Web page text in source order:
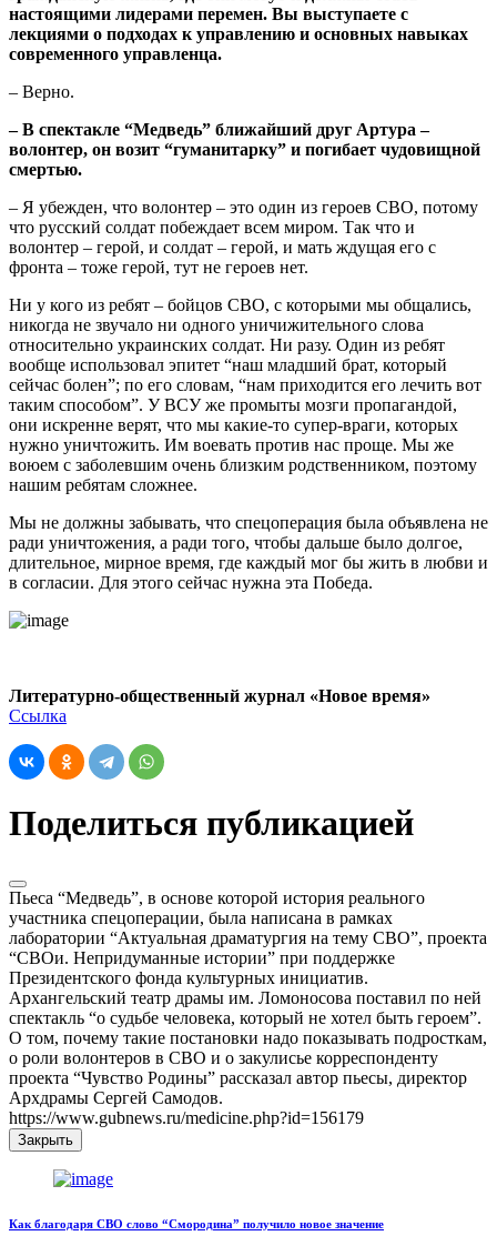
настоящими лидерами перемен. Вы выступаете с
лекциями о подходах к управлению и основных навыках
современного управленца.
– Верно.
– В спектакле “Медведь” ближайший друг Артура –
волонтер, он возит “гуманитарку” и погибает чудовищной
смертью.
– Я убежден, что волонтер – это один из героев СВО, потому
что русский солдат побеждает всем миром. Так что и
волонтер – герой, и солдат – герой, и мать ждущая его с
фронта – тоже герой, тут не героев нет.
Ни у кого из ребят – бойцов СВО, с которыми мы общались,
никогда не звучало ни одного уничижительного слова
относительно украинских солдат. Ни разу. Один из ребят
вообще использовал эпитет “наш младший брат, который
сейчас болен”; по его словам, “нам приходится его лечить вот
таким способом”. У ВСУ же промыты мозги пропагандой,
они искренне верят, что мы какие-то супер-враги, которых
нужно уничтожить. Им воевать против нас проще. Мы же
воюем с заболевшим очень близким родственником, поэтому
нашим ребятам сложнее.
Мы не должны забывать, что спецоперация была объявлена не
ради уничтожения, а ради того, чтобы дальше было долгое,
длительное, мирное время, где каждый мог бы жить в любви и
в согласии. Для этого сейчас нужна эта Победа.
Литературно-общественный журнал «Новое время»
Ссылка
Поделиться публикацией
Пьеса “Медведь”, в основе которой история реального
участника спецоперации, была написана в рамках
лаборатории “Актуальная драматургия на тему СВО”, проекта
“СВОи. Непридуманные истории” при поддержке
Президентского фонда культурных инициатив.
Архангельский театр драмы им. Ломоносова поставил по ней
спектакль “о судьбе человека, который не хотел быть героем”.
О том, почему такие постановки надо показывать подросткам,
о роли волонтеров в СВО и о закулисье корреспонденту
проекта “Чувство Родины” рассказал автор пьесы, директор
Архдрамы Сергей Самодов.
https://www.gubnews.ru/medicine.php?id=156179
Закрыть
Как благодаря СВО слово “Смородина” получило новое значение